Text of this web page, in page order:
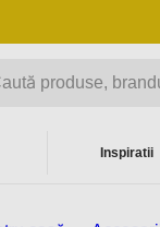
Inspiratii